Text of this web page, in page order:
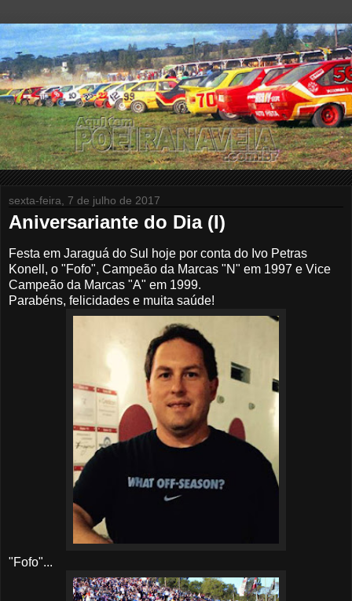
sexta-feira, 7 de julho de 2017
Aniversariante do Dia (I)
Festa em Jaraguá do Sul hoje por conta do Ivo Petras
Konell, o "Fofo", Campeão da Marcas "N" em 1997 e Vice
Campeão da Marcas "A" em 1999.
Parabéns, felicidades e muita saúde!
"Fofo"...